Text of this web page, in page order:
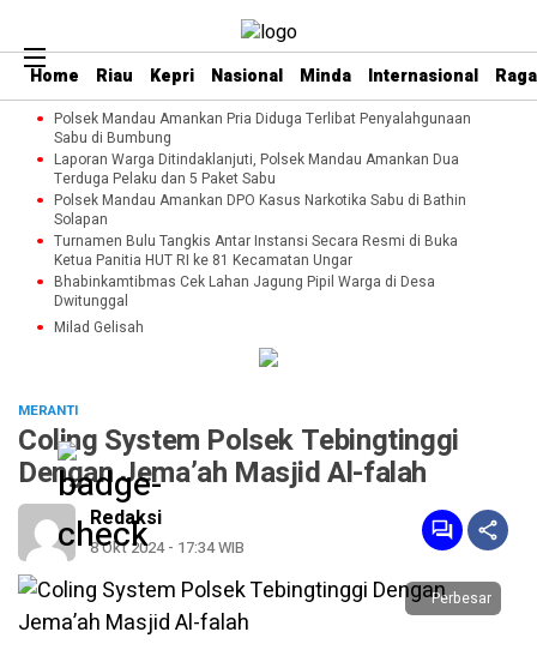
Home Riau Kepri Nasional Minda Internasional
Polsek Mandau Amankan Pria Diduga Terlibat Penyalahgunaan
Sabu di Bumbung
Laporan Warga Ditindaklanjuti, Polsek Mandau Amankan Dua
Terduga Pelaku dan 5 Paket Sabu
Polsek Mandau Amankan DPO Kasus Narkotika Sabu di Bathin
Solapan
Turnamen Bulu Tangkis Antar Instansi Secara Resmi di Buka
Ketua Panitia HUT RI ke 81 Kecamatan Ungar
Bhabinkamtibmas Cek Lahan Jagung Pipil Warga di Desa
Dwitunggal
Milad Gelisah
MERANTI
Coling System Polsek Tebingtinggi
Dengan Jema’ah Masjid Al-falah
Redaksi
8 Okt 2024 - 17:34 WIB
Perbesar